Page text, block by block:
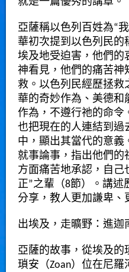
亞薩稱以色列百姓為“
華初次提到以色列民的
埃及地受迫害，他們的
神看見，他們的痛苦神
救。以色列民經歷拯救
華的奇妙作為、美德和
作為，不遵行祂的命令
也把現在的人連結到過
中，顯出其當代的意義
就事論事，指出他們的
方面痛苦地承認，自己
正”之輩（8節）。講述
分享，教人更加謙卑、
出埃及，走曠野：進迦
亞薩的故事，從埃及的
瑣安（Zoan）位在尼